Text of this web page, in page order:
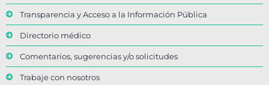
Transparencia y Acceso a la Información Pública
Directorio médico
Comentarios, sugerencias y/o solicitudes
Trabaje con nosotros